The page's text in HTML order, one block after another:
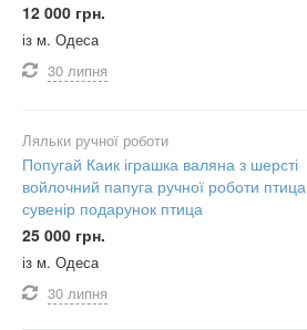
12 000 грн.
із м. Одеса
30 липня
Ляльки ручної роботи
Попугай Каик іграшка валяна з шерсті
войлочний папуга ручної роботи птица
сувенір подарунок птица
25 000 грн.
із м. Одеса
30 липня